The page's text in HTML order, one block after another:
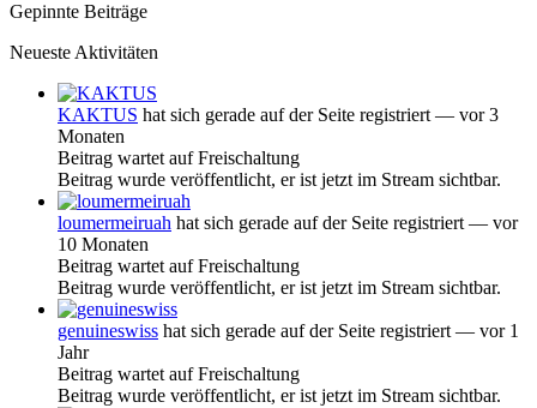
Gepinnte Beiträge
Neueste Aktivitäten
KAKTUS hat sich gerade auf der Seite registriert — vor 3
Monaten
Beitrag wartet auf Freischaltung
Beitrag wurde veröffentlicht, er ist jetzt im Stream sichtbar.
loumermeiruah hat sich gerade auf der Seite registriert — vor
10 Monaten
Beitrag wartet auf Freischaltung
Beitrag wurde veröffentlicht, er ist jetzt im Stream sichtbar.
genuineswiss hat sich gerade auf der Seite registriert — vor 1
Jahr
Beitrag wartet auf Freischaltung
Beitrag wurde veröffentlicht, er ist jetzt im Stream sichtbar.